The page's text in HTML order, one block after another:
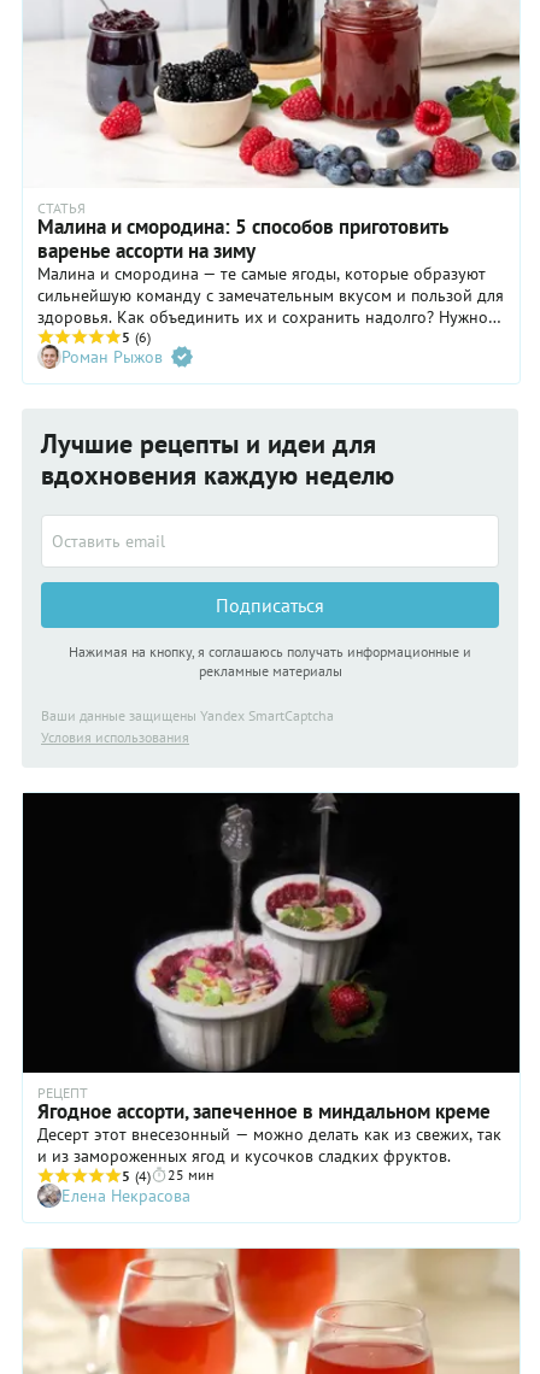
СТАТЬЯ
Малина и смородина: 5 способов приготовить
варенье ассорти на зиму
Малина и смородина — те самые ягоды, которые образуют
сильнейшую команду с замечательным вкусом и пользой для
здоровья. Как объединить их и сохранить надолго? Нужно
сварить из них варенье на зиму! Мы подскажем, как сделать
это лучше всего, используя всю силу малины и смородины.
5 (6)
Роман Рыжов
Лучшие рецепты и идеи для
вдохновения каждую неделю
Подписаться
Нажимая на кнопку, я соглашаюсь получать информационные и
рекламные материалы
Ваши данные защищены Yandex SmartCaptcha
Условия использования
РЕЦЕПТ
Ягодное ассорти, запеченное в миндальном креме
Десерт этот внесезонный — можно делать как из свежих, так
и из замороженных ягод и кусочков сладких фруктов.
5 (4) 25 мин
Елена Некрасова